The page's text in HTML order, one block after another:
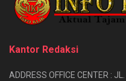
Kantor Redaksi
ADDRESS OFFICE CENTER :